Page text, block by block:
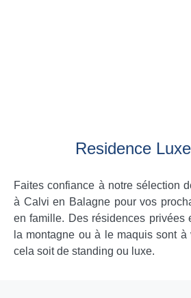
Residence
Faites confiance à notre sélection
à Calvi en Balagne pour vos
en famille. Des résidences privées
la montagne ou à le maquis sont
cela soit de standing ou luxe.